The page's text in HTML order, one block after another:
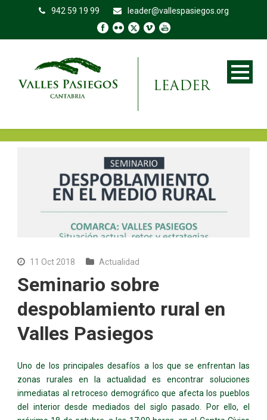
942 59 19 99 leader@vallespasiegos.org
11 Oct 2018 Actualidad
Seminario sobre
despoblamiento rural en
Valles Pasiegos
Uno de los principales desafíos a los que se enfrentan las
zonas rurales en la actualidad es encontrar soluciones
inmediatas al retroceso demográfico que afecta los pueblos
del interior desde mediados del siglo pasado. Por ello, el